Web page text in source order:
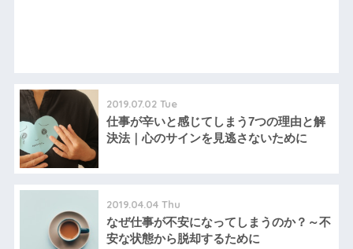
2019.07.02 Tue
仕事が辛いと感じてしまう7つの理由と解
決法｜心のサインを見逃さないために
2019.04.04 Thu
なぜ仕事が不安になってしまうのか？～不
安な状態から脱却するために